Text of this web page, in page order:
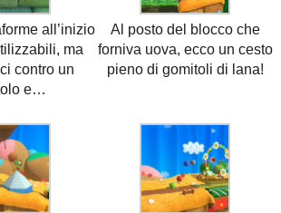
all’inizio
ma
contro un
e…
Al posto del blocco che
forniva uova, ecco un cesto
pieno di gomitoli di lana!